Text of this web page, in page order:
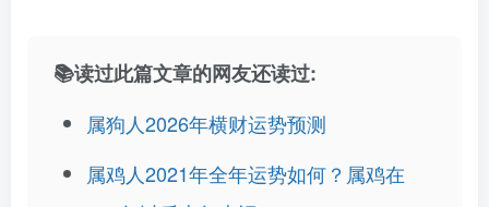
📚读过此篇文章的网友还读过:
属狗人2026年横财运势预测
属鸡人2021年全年运势如何？属鸡在